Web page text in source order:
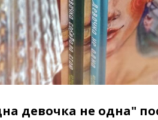
девочка не одна"